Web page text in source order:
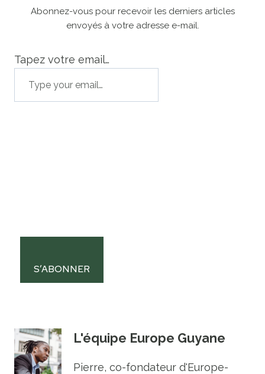
Abonnez-vous pour recevoir les derniers articles
envoyés à votre adresse e-mail.
Tapez votre email…
S’ABONNER
L'équipe Europe Guyane
Pierre, co-fondateur d'Europe-